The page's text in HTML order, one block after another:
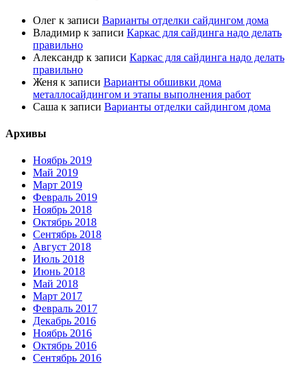
Олег к записи Варианты отделки сайдингом дома
Владимир к записи Каркас для сайдинга надо делать
правильно
Александр к записи Каркас для сайдинга надо делать
правильно
Женя к записи Варианты обшивки дома
металлосайдингом и этапы выполнения работ
Саша к записи Варианты отделки сайдингом дома
Архивы
Ноябрь 2019
Май 2019
Март 2019
Февраль 2019
Ноябрь 2018
Октябрь 2018
Сентябрь 2018
Август 2018
Июль 2018
Июнь 2018
Май 2018
Март 2017
Февраль 2017
Декабрь 2016
Ноябрь 2016
Октябрь 2016
Сентябрь 2016